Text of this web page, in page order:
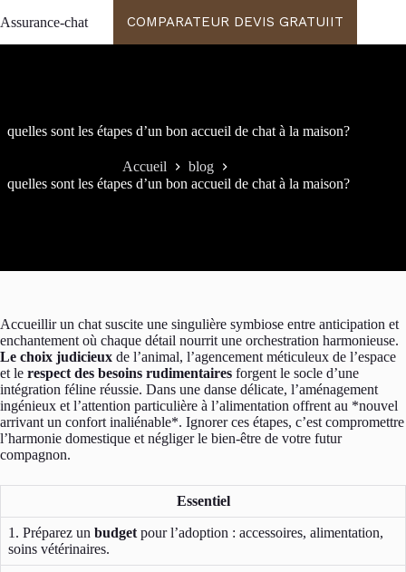
au
Assurance-chat COMPARATEUR DEVIS GRATUIIT
quelles sont les étapes d’un bon accueil de chat à la maison?
Accueil
blog
quelles sont les étapes d’un bon accueil de chat à la maison?
Accueillir un chat suscite une singulière symbiose entre anticipation et
enchantement où chaque détail nourrit une orchestration harmonieuse.
Le choix judicieux de l’animal, l’agencement méticuleux de l’espace
et le respect des besoins rudimentaires forgent le socle d’une
intégration féline réussie. Dans une danse délicate, l’aménagement
ingénieux et l’attention particulière à l’alimentation offrent au *nouvel
arrivant un confort inaliénable*. Ignorer ces étapes, c’est compromettre
l’harmonie domestique et négliger le bien-être de votre futur
compagnon.
Essentiel
1. Préparez un budget pour l’adoption : accessoires, alimentation,
soins vétérinaires.